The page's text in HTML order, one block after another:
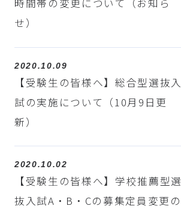
せ）
2020.10.09
【受験生の皆様へ】総合型選抜入
試の実施について（10月9日更
新）
2020.10.02
【受験生の皆様へ】学校推薦型選
抜入試A・B・Cの募集定員変更の